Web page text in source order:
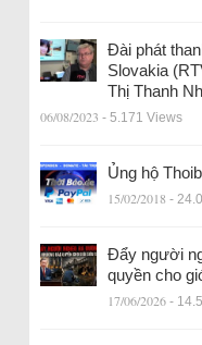
Đài phát
Slovakia
Thị Thanh
06/08/2023 - 5.171 Views
Ủng hộ
15/02/2018 -
Đẩy người
quyền cho
17/06/2026 -